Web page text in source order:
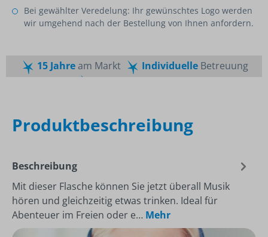
Bei gewählter Veredelung: Ihr gewünschtes Logo werden
wir umgehend nach der Bestellung von Ihnen anfordern.
15 Jahream Markt IndividuelleBetreuung
Produktbeschreibung
Beschreibung
Mit dieser Flasche können Sie jetzt überall Musik
hören und gleichzeitig etwas trinken. Ideal für
Abenteuer im Freien oder e… Mehr